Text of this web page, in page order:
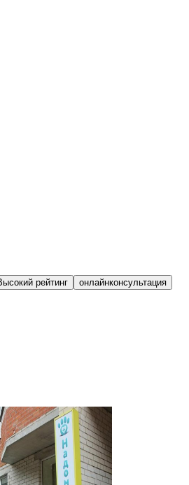
рейтинг онлайнконсультация